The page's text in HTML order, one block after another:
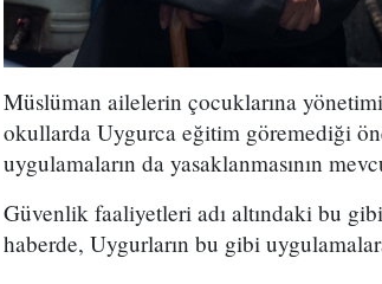
Müslüman ailelerin çocuklarına
okullarda Uygurca eğitim göremediği
uygulamaların da yasaklanmasının
Güvenlik faaliyetleri adı altındaki bu
haberde, Uygurların bu gibi